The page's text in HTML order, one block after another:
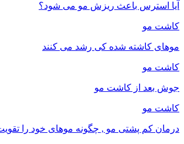
آیا استرس باعث ریزش مو می شود؟
کاشت مو
موهای کاشته شده کی رشد می کنند
کاشت مو
جوش بعد از کاشت مو
کاشت مو
درمان کم پشتی مو , چگونه موهای خود را